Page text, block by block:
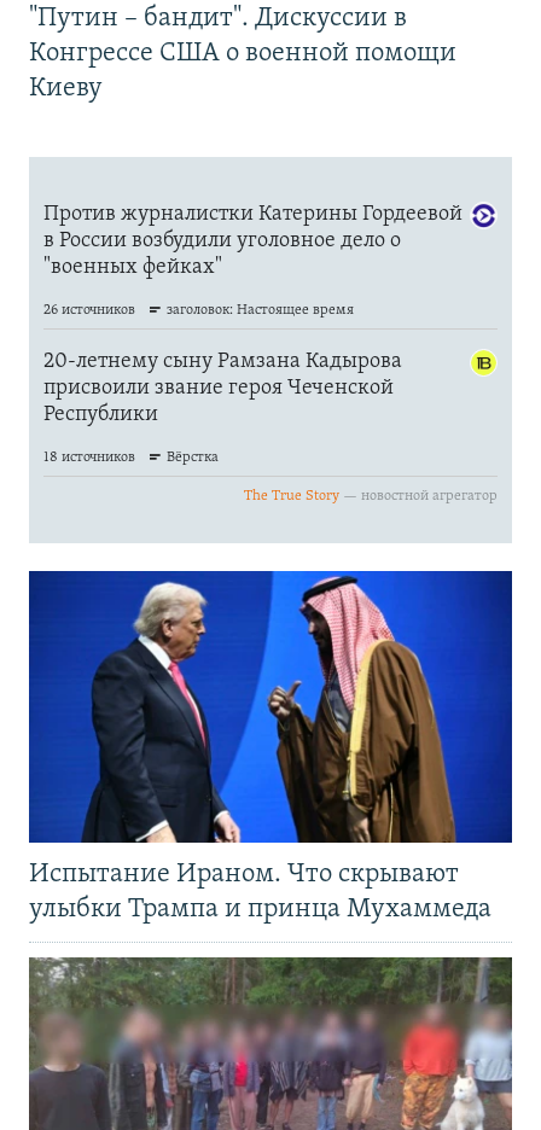
"Путин – бандит". Дискуссии в
Конгрессе США о военной помощи
Киеву
Испытание Ираном. Что скрывают
улыбки Трампа и принца Мухаммеда